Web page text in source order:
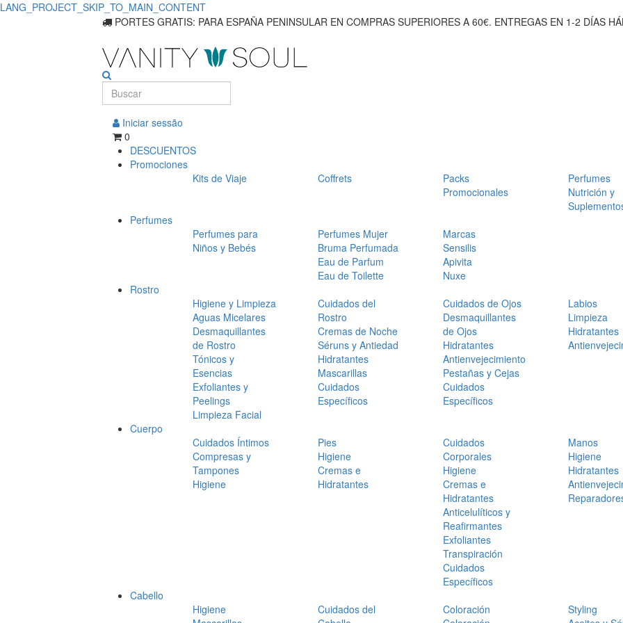
LANG_PROJECT_SKIP_TO_MAIN_CONTENT
Descubra
productos
esenciales
PORTES GRATIS: PARA ESPAÑA PENINSULAR EN COMPRAS SUPERIORES A 60€. ENTREGAS EN 1-2 DÍAS
Iniciar sessão
0
DESCUENTOS
Promociones
Kits de Viaje
Coffrets
Packs
Promocionales
Perfumes
Nutrición y
Perfumes
Perfumes para
Niños y Bebés
Perfumes Mujer
Bruma Perfumada
Eau de Parfum
Eau de Toilette
Marcas
Sensilis
Apivita
Nuxe
Rostro
Higiene y Limpieza
Aguas Micelares
Desmaquillantes
de Rostro
Tónicos y
Esencias
Exfoliantes y
Peelings
Limpieza Facial
Cuidados del
Rostro
Cremas de Noche
Séruns y Antiedad
Hidratantes
Mascarillas
Cuidados
Específicos
Cuidados de Ojos
Desmaquillantes
de Ojos
Hidratantes
Antienvejecimiento
Pestañas y Cejas
Cuidados
Específicos
Labios
Limpieza
Hidratantes
Cuerpo
Cuidados Íntimos
Compresas y
Tampones
Higiene
Pies
Higiene
Cremas e
Hidratantes
Cuidados
Corporales
Higiene
Cremas e
Hidratantes
Anticelulíticos y
Reafirmantes
Exfoliantes
Transpiración
Cuidados
Específicos
Manos
Higiene
Hidratantes
Cabello
Higiene
Cuidados del
Coloración
Styling